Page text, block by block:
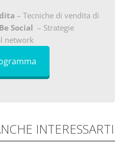
– Tecniche di vendita di
Be Social – Strategie
network
INTERESSARTI